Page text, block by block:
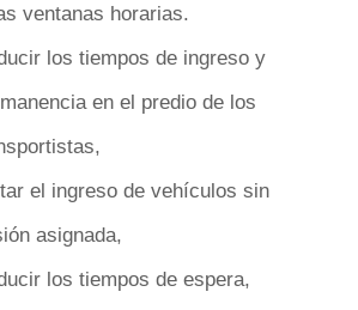
ventanas horarias.
los tiempos de ingreso y
en el predio de los
el ingreso de vehículos sin
asignada,
los tiempos de espera,